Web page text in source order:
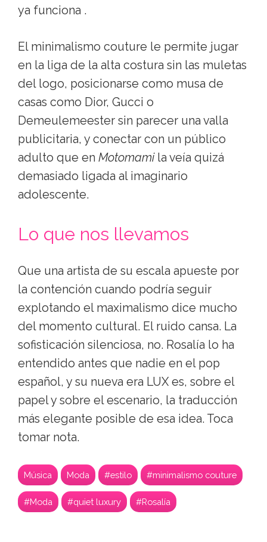
ya funciona .
El minimalismo couture le permite jugar
en la liga de la alta costura sin las muletas
del logo, posicionarse como musa de
casas como Dior, Gucci o
Demeulemeester sin parecer una valla
publicitaria, y conectar con un público
adulto que en Motomamila veía quizá
demasiado ligada al imaginario
adolescente.
Lo que nos llevamos
Que una artista de su escala apueste por
la contención cuando podría seguir
explotando el maximalismo dice mucho
del momento cultural. El ruido cansa. La
sofisticación silenciosa, no. Rosalía lo ha
entendido antes que nadie en el pop
español, y su nueva era LUX es, sobre el
papel y sobre el escenario, la traducción
más elegante posible de esa idea. Toca
tomar nota.
Música Moda #estilo #minimalismo couture
#Moda #quiet luxury #Rosalía